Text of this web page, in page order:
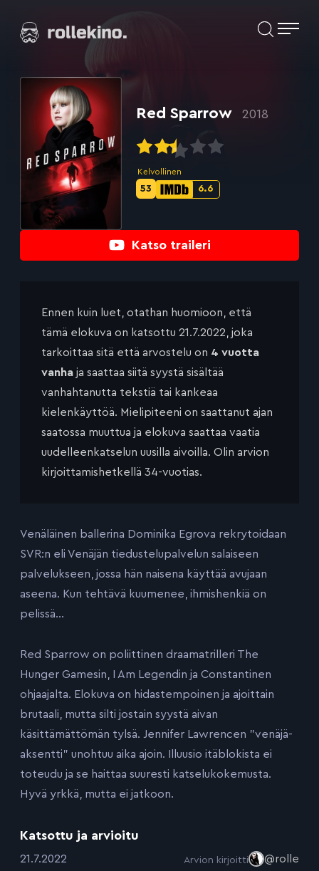
suoraan
Elokuvat ja elokuva-arviot | Rollekino.fi
lopputekstien
jälkeen.
Katso traileri
Red Sparrow 2018
Kelvollinen
IMDb-
6.6
Metascore-
53
Ennen kuin luet, otathan huomioon, että
tämä elokuva on katsottu 21.7.2022, joka
tarkoittaa sitä että arvostelu on 4 vuotta
vanha ja saattaa siitä syystä sisältää
vanhahtanutta tekstiä tai kankeaa
kielenkäyttöä. Mielipiteeni on saattanut ajan
saatossa muuttua ja elokuva saattaa vaatia
uudelleenkatselun uusilla aivoilla. Olin arvion
kirjoittamishetkellä 34-vuotias.
Venäläinen ballerina Dominika Egrova rekrytoidaan
SVR:n eli Venäjän tiedustelupalvelun salaiseen
palvelukseen, jossa hän naisena käyttää avujaan
aseena. Kun tehtävä kuumenee, ihmishenkiä on
pelissä…
Red Sparrow on poliittinen draamatrilleri The
Hunger Gamesin, I Am Legendin ja Constantinen
ohjaajalta. Elokuva on hidastempoinen ja ajoittain
brutaali, mutta silti jostain syystä aivan
käsittämättömän tylsä. Jennifer Lawrencen ”venäjä-
aksentti” unohtuu aika ajoin. Illuusio itäblokista ei
toteudu ja se haittaa suuresti katselukokemusta.
Hyvä yrkkä, mutta ei jatkoon.
Katsottu ja arvioitu
:21.7.2022 Arvion kirjoitti @rolle